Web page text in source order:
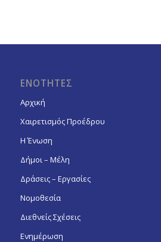
ΕΝΟΤΗΤΕΣ
Αρχική
Χαιρετισμός Προέδρου
Η Ένωση
Δήμοι – Μέλη
Δράσεις – Εργασίες
Νομοθεσία
Διεθνείς Σχέσεις
Ενημέρωση